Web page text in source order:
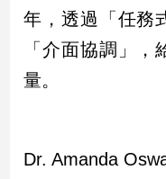
年，透過「任務
「介面協調」
量。
Dr. Amanda